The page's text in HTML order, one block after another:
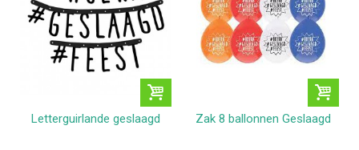
Letterguirlande geslaagd Zak 8 ballonnen Geslaagd